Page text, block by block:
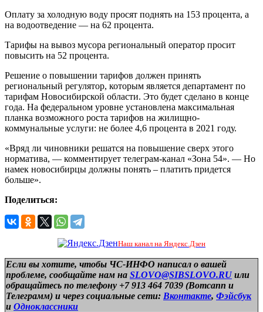
Оплату за холодную воду просят поднять на 153 процента, а
на водоотведение — на 62 процента.
Тарифы на вывоз мусора региональный оператор просит
повысить на 52 процента.
Решение о повышении тарифов должен принять
региональный регулятор, которым является департамент по
тарифам Новосибирской области. Это будет сделано в конце
года. На федеральном уровне установлена максимальная
планка возможного роста тарифов на жилищно-
коммунальные услуги: не более 4,6 процента в 2021 году.
«Вряд ли чиновники решатся на повышение сверх этого
норматива, — комментирует телеграм-канал «Зона 54». — Но
намек новосибирцы должны понять – платить придется
больше».
Поделиться:
Наш канал на Яндекс.Дзен
Если вы хотите, чтобы ЧС-ИНФО написал о вашей
проблеме, сообщайте нам на SLOVO@SIBSLOVO.RU или
обращайтесь по телефону +7 913 464 7039 (Вотсапп и
Телеграмм) и через социальные сети: Вконтакте, Фэйсбук
и Одноклассники